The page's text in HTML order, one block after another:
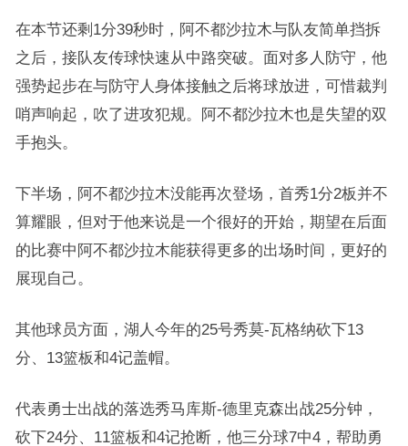
在本节还剩1分39秒时，阿不都沙拉木与队友简单挡拆
之后，接队友传球快速从中路突破。面对多人防守，他
强势起步在与防守人身体接触之后将球放进，可惜裁判
哨声响起，吹了进攻犯规。阿不都沙拉木也是失望的双
手抱头。
下半场，阿不都沙拉木没能再次登场，首秀1分2板并不
算耀眼，但对于他来说是一个很好的开始，期望在后面
的比赛中阿不都沙拉木能获得更多的出场时间，更好的
展现自己。
其他球员方面，湖人今年的25号秀莫-瓦格纳砍下13
分、13篮板和4记盖帽。
代表勇士出战的落选秀马库斯-德里克森出战25分钟，
砍下24分、11篮板和4记抢断，他三分球7中4，帮助勇